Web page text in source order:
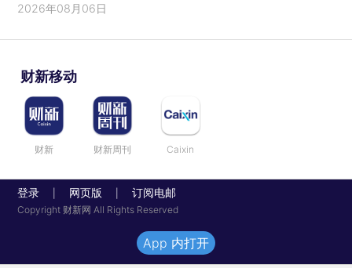
2026年08月06日
财新移动
财新 财新周刊 Caixin
登录 网页版 订阅电邮
Copyright 财新网 All Rights Reserved
App 内打开